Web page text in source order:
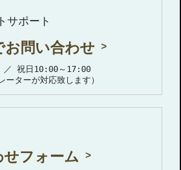
サポート
お問い合わせ
祝日10:00～17:00
ーターが対応致します）
フォーム